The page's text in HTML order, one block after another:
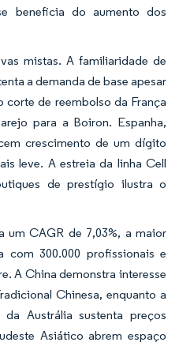
beneficia do aumento dos
mistas. A familiaridade de
a demanda de base apesar
de reembolso da França
para a Boiron. Espanha,
crescimento de um dígito
leve. A estreia da linha Cell
de prestígio ilustra o
um CAGR de 7,03%, a maior
com 300.000 profissionais e
A China demonstra interesse
Chinesa, enquanto a
Austrália sustenta preços
Asiático abrem espaço